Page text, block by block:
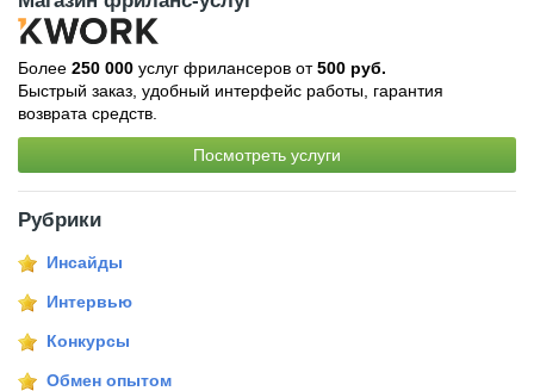
Более 250 000 услуг фрилансеров от500 руб.
Быстрый заказ, удобный интерфейс работы, гарантия
возврата средств.
Посмотреть услуги
Рубрики
Инсайды
Интервью
Конкурсы
Обмен опытом